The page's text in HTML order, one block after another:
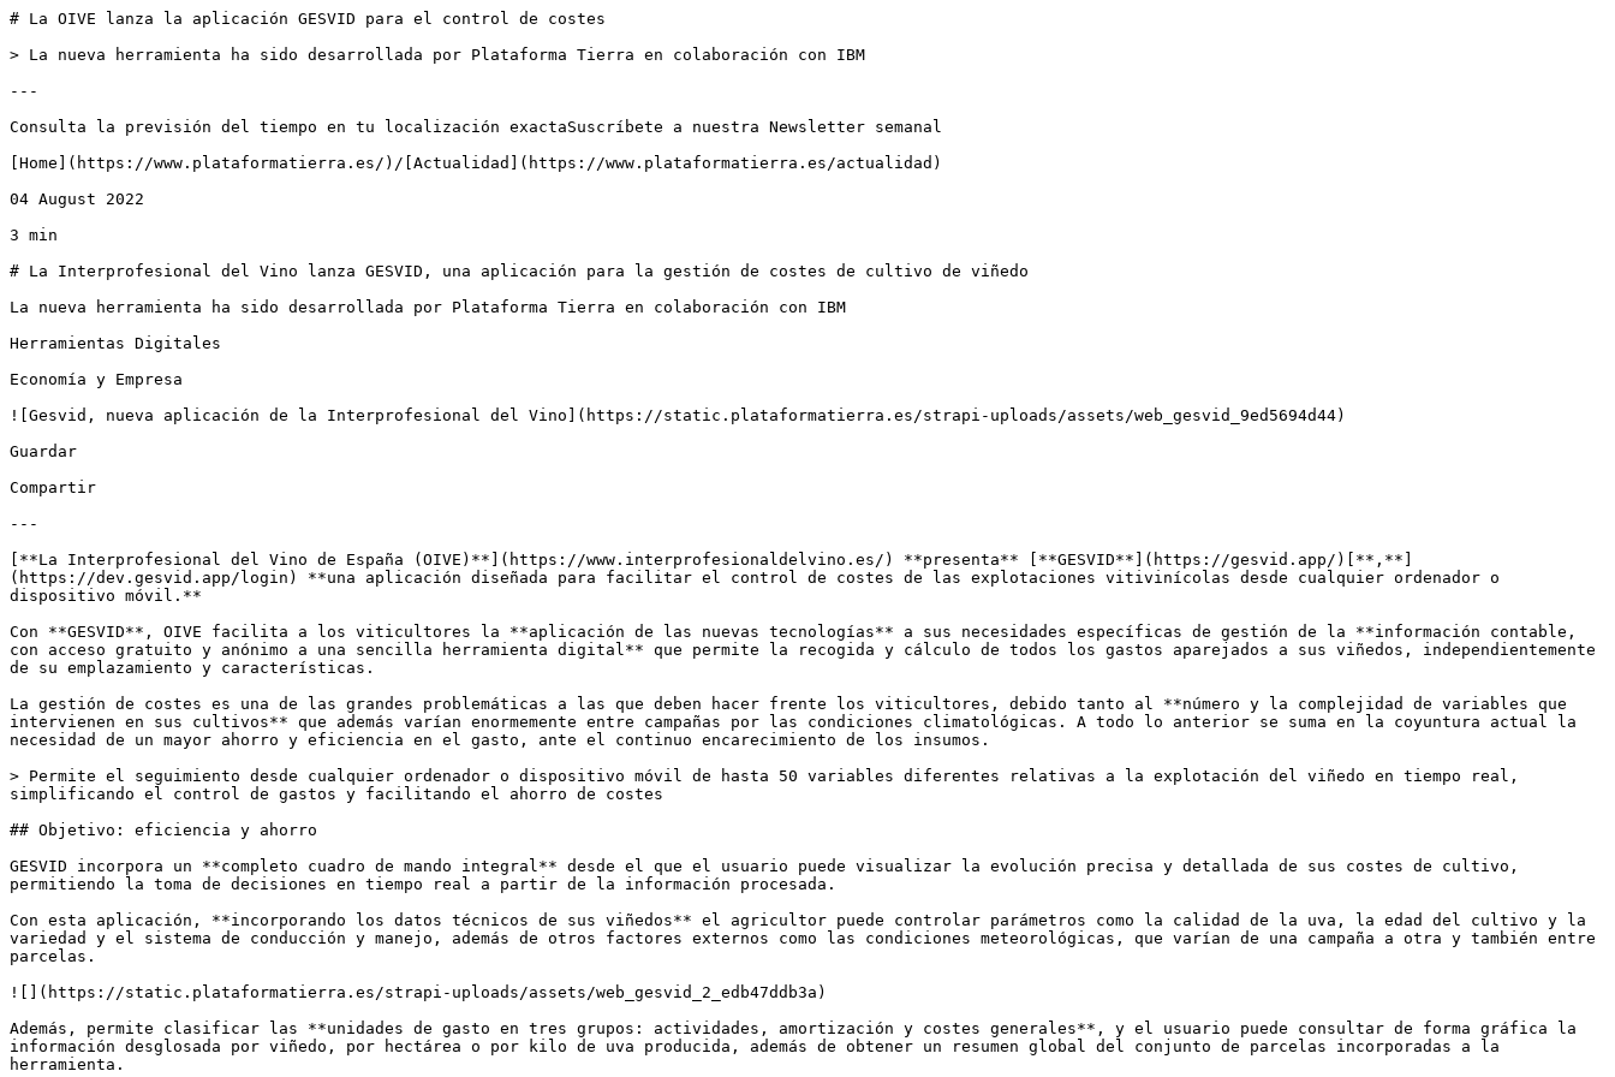
# La OIVE lanza la aplicación GESVID para el control de costes
> La nueva herramienta ha sido desarrollada por Plataforma Tierra en colaboración con IBM
---
Consulta la previsión del tiempo en tu localización exactaSuscríbete a nuestra Newsletter semanal
[Home](https://www.plataformatierra.es/)/[Actualidad](https://www.plataformatierra.es/actualidad)
04 August 2022
3 min
# La Interprofesional del Vino lanza GESVID, una aplicación para la gestión de costes de cultivo de viñedo
La nueva herramienta ha sido desarrollada por Plataforma Tierra en colaboración con IBM
Herramientas Digitales
Economía y Empresa
![Gesvid, nueva aplicación de la Interprofesional del Vino](https://static.plataformatierra.es/strapi-uploads/assets/web_gesvid_9ed5694d44)
Guardar
Compartir
---
[**La Interprofesional del Vino de España (OIVE)**](https://www.interprofesionaldelvino.es/) **presenta** [**GESVID**](https://gesvid.app/)[**,**]
(https://dev.gesvid.app/login) **una aplicación diseñada para facilitar el control de costes de las explotaciones vitivinícolas desde cualquier ordenador o
dispositivo móvil.**
Con **GESVID**, OIVE facilita a los viticultores la **aplicación de las nuevas tecnologías** a sus necesidades específicas de gestión de la **información contable,
con acceso gratuito y anónimo a una sencilla herramienta digital** que permite la recogida y cálculo de todos los gastos aparejados a sus viñedos, independientemente
de su emplazamiento y características.
La gestión de costes es una de las grandes problemáticas a las que deben hacer frente los viticultores, debido tanto al **número y la complejidad de variables que
intervienen en sus cultivos** que además varían enormemente entre campañas por las condiciones climatológicas. A todo lo anterior se suma en la coyuntura actual la
necesidad de un mayor ahorro y eficiencia en el gasto, ante el continuo encarecimiento de los insumos.
> Permite el seguimiento desde cualquier ordenador o dispositivo móvil de hasta 50 variables diferentes relativas a la explotación del viñedo en tiempo real,
simplificando el control de gastos y facilitando el ahorro de costes
## Objetivo: eficiencia y ahorro
GESVID incorpora un **completo cuadro de mando integral** desde el que el usuario puede visualizar la evolución precisa y detallada de sus costes de cultivo,
permitiendo la toma de decisiones en tiempo real a partir de la información procesada.
Con esta aplicación, **incorporando los datos técnicos de sus viñedos** el agricultor puede controlar parámetros como la calidad de la uva, la edad del cultivo y la
variedad y el sistema de conducción y manejo, además de otros factores externos como las condiciones meteorológicas, que varían de una campaña a otra y también entre
parcelas.
![](https://static.plataformatierra.es/strapi-uploads/assets/web_gesvid_2_edb47ddb3a)
Además, permite clasificar las **unidades de gasto en tres grupos: actividades, amortización y costes generales**, y el usuario puede consultar de forma gráfica la
información desglosada por viñedo, por hectárea o por kilo de uva producida, además de obtener un resumen global del conjunto de parcelas incorporadas a la
herramienta.